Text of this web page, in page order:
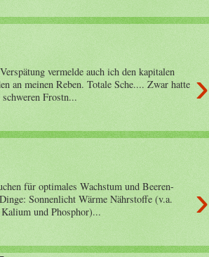
›
vermelde auch ich den kapitalen
an meinen Reben. Totale Sche.... Zwar hatte
Frostn...
›
für optimales Wachstum und Beeren-
Sonnenlicht Wärme Nährstoffe (v.a.
und Phosphor)...